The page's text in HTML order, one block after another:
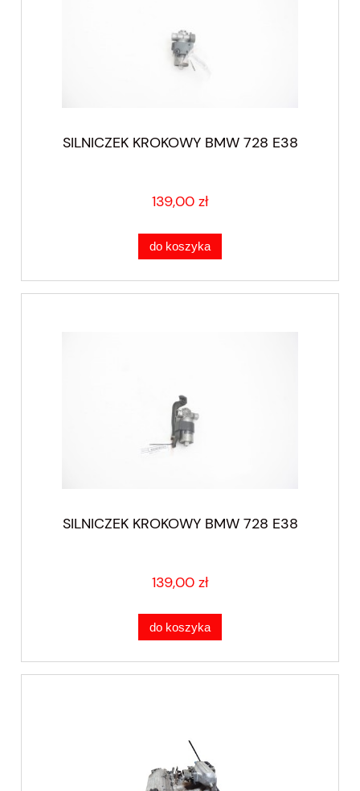
SILNICZEK KROKOWY BMW 728 E38
139,00 zł
do koszyka
SILNICZEK KROKOWY BMW 728 E38
139,00 zł
do koszyka